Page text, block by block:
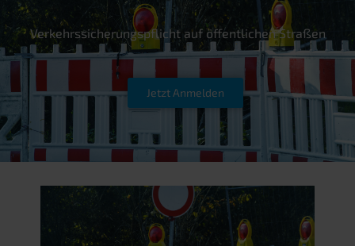
Verkehrssicherungspflicht auf öffentlichen Straßen
Jetzt Anmelden